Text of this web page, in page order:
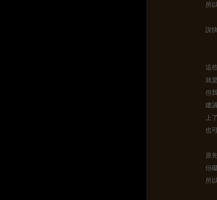
所
說
這
就
但
建
上
也
原
但
所